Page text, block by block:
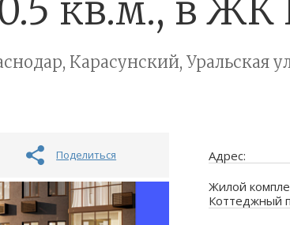
кв.м., в
Карасунский, Уральская
Поделиться Адрес:
Жилой
Коттеджный